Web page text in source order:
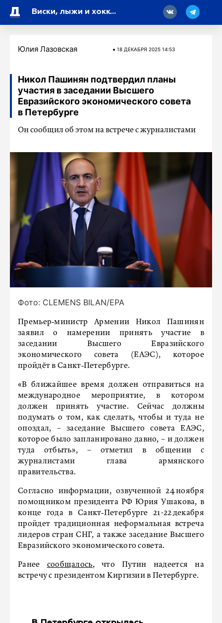
Виски, лыжи и хоккей: в Петербурге судят экс-зампреда КУГИ Ленобласти за взятки
Юлия Лазовская 18 ДЕКАБРЯ 2025 14:53
Никол Пашинян подтвердил планы
участия в заседании Высшего
Евразийского экономического совета
в Петербурге
Он сообщил об этом на встрече с журналистами
Фото: CLEMENS BILAN/EPA
Премьер‑министр Армении Никол Пашинян
заявил о намерении принять участие в
заседании Высшего Евразийского
экономического совета (ЕАЭС), которое
пройдёт в Санкт‑Петербурге.
«В ближайшее время должен отправиться на
международное мероприятие, в котором
должен принять участие. Сейчас должны
подумать о том, как сделать, чтобы и туда не
опоздал, – заседание Высшего совета ЕАЭС,
которое было запланировано давно, – и должен
туда отбыть», – отметил в общении с
журналистами глава армянского
правительства.
Согласно информации, озвученной 24 ноября
помощником президента РФ Юрия Ушакова, в
конце года в Санкт‑Петербурге 21-22 декабря
пройдет традиционная неформальная встреча
лидеров стран СНГ, а также заседание Высшего
Евразийского экономического совета.
Ранее сообщалось, что Путин надеется на
встречу с президентом Киргизии в Петербурге.